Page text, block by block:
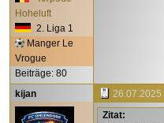
Hoheluft
2. Liga 1
Manger Le
Vrogue
Beiträge: 80
kijan 26.07.2025
Zitat: